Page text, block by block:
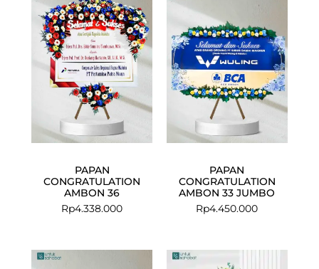
PAPAN
CONGRATULATION
AMBON 36
Rp4.338.000
PAPAN
CONGRATULATION
AMBON 33 JUMBO
Rp4.450.000